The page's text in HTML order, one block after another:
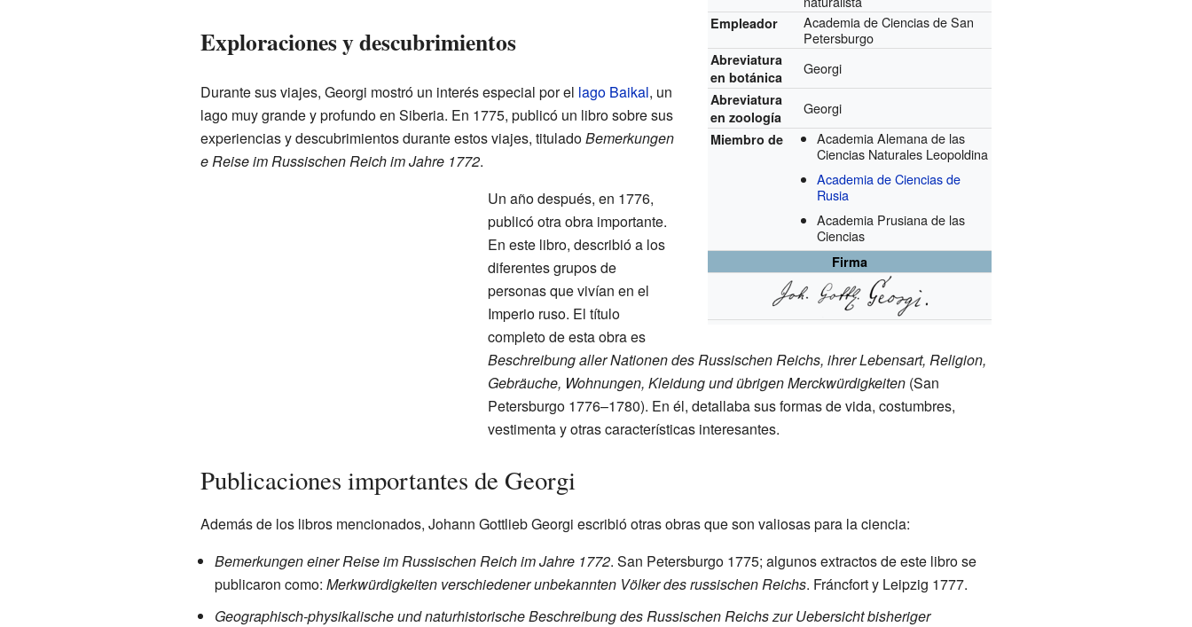
Empleador
Academia de Ciencias de San
Petersburgo
Abreviatura
en botánica
Georgi
Abreviatura
en zoología
Georgi
Miembro de
Academia Alemana de las
Ciencias Naturales Leopoldina
Academia de Ciencias de
Rusia
Academia Prusiana de las
Ciencias
Firma
Exploraciones y descubrimientos
Durante sus viajes, Georgi mostró un interés especial por el lago Baikal, un
lago muy grande y profundo en Siberia. En 1775, publicó un libro sobre sus
experiencias y descubrimientos durante estos viajes, tituladoBemerkungen
e Reise im Russischen Reich im Jahre 1772.
Un año después, en 1776,
publicó otra obra importante.
En este libro, describió a los
diferentes grupos de
personas que vivían en el
Imperio ruso. El título
completo de esta obra es
Beschreibung aller Nationen des Russischen Reichs, ihrer Lebensart, Religion,
Gebräuche, Wohnungen, Kleidung und übrigen Merckwürdigkeiten(San
Petersburgo 1776–1780). En él, detallaba sus formas de vida, costumbres,
vestimenta y otras características interesantes.
Publicaciones importantes de Georgi
Además de los libros mencionados, Johann Gottlieb Georgi escribió otras obras que son valiosas para la ciencia:
Bemerkungen einer Reise im Russischen Reich im Jahre 1772. San Petersburgo 1775; algunos extractos de este libro se
publicaron como: Merkwürdigkeiten verschiedener unbekannten Völker des russischen Reichs. Fráncfort y Leipzig 1777.
Geographisch-physikalische und naturhistorische Beschreibung des Russischen Reichs zur Uebersicht bisheriger